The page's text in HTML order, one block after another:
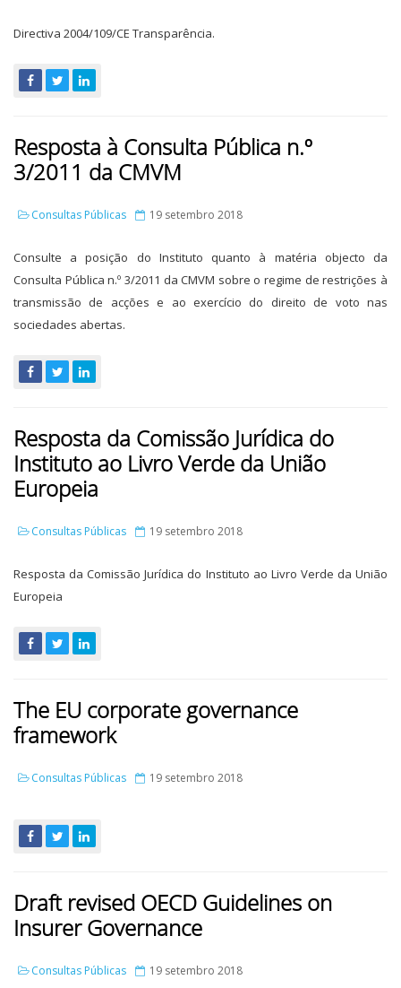
Directiva 2004/109/CE Transparência.
Resposta à Consulta Pública n.º
3/2011 da CMVM
Consultas Públicas 19 setembro 2018
Consulte a posição do Instituto quanto à matéria objecto da
Consulta Pública n.º 3/2011 da CMVM sobre o regime de restrições à
transmissão de acções e ao exercício do direito de voto nas
sociedades abertas.
Resposta da Comissão Jurídica do
Instituto ao Livro Verde da União
Europeia
Consultas Públicas 19 setembro 2018
Resposta da Comissão Jurídica do Instituto ao Livro Verde da União
Europeia
The EU corporate governance
framework
Consultas Públicas 19 setembro 2018
Draft revised OECD Guidelines on
Insurer Governance
Consultas Públicas 19 setembro 2018